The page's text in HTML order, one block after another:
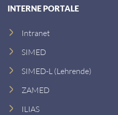
INTERNE PORTALE
Intranet
SIMED
SIMED-L (Lehrende)
ZAMED
ILIAS